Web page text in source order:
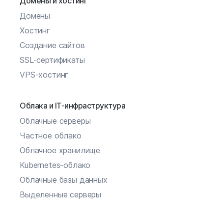
Домены
Хостинг
Создание сайтов
SSL-сертификаты
VPS-хостинг
Облака и IT-инфраструктура
Облачные серверы
Частное облако
Облачное хранилище
Kubernetes-облако
Облачные базы данных
Выделенные серверы